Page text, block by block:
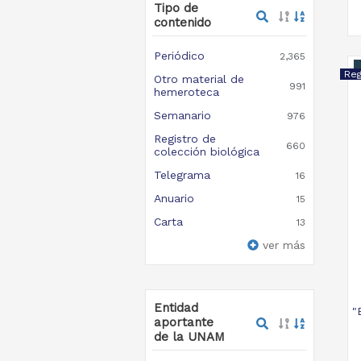
Tipo de
contenido
Periódico 2,365
Otro material de
hemeroteca
991
Semanario 976
Registro de
colección biológica
660
Telegrama 16
Anuario 15
Carta 13
ver más
Entidad
aportante
de la UNAM